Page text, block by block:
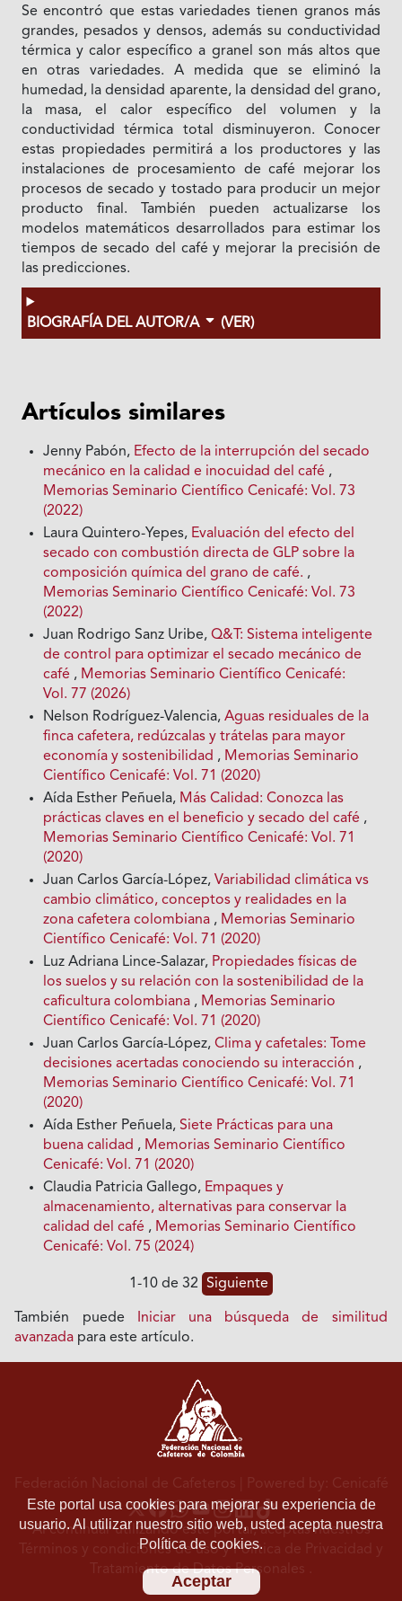
Se encontró que estas variedades tienen granos más
grandes, pesados y densos, además su conductividad
térmica y calor específico a granel son más altos que
en otras variedades. A medida que se eliminó la
humedad, la densidad aparente, la densidad del grano,
la masa, el calor específico del volumen y la
conductividad térmica total disminuyeron. Conocer
estas propiedades permitirá a los productores y las
instalaciones de procesamiento de café mejorar los
procesos de secado y tostado para producir un mejor
producto final. También pueden actualizarse los
modelos matemáticos desarrollados para estimar los
tiempos de secado del café y mejorar la precisión de
las predicciones.
BIOGRAFÍA DEL AUTOR/A (VER)
Artículos similares
Jenny Pabón, Efecto de la interrupción del secado
mecánico en la calidad e inocuidad del café ,
Memorias Seminario Científico Cenicafé: Vol. 73
(2022)
Laura Quintero-Yepes, Evaluación del efecto del
secado con combustión directa de GLP sobre la
composición química del grano de café. ,
Memorias Seminario Científico Cenicafé: Vol. 73
(2022)
Juan Rodrigo Sanz Uribe,Q&T: Sistema inteligente
de control para optimizar el secado mecánico de
café , Memorias Seminario Científico Cenicafé:
Vol. 77 (2026)
Nelson Rodríguez-Valencia,Aguas residuales de la
finca cafetera, redúzcalas y trátelas para mayor
economía y sostenibilidad , Memorias Seminario
Científico Cenicafé: Vol. 71 (2020)
Aída Esther Peñuela, Más Calidad: Conozca las
prácticas claves en el beneficio y secado del café ,
Memorias Seminario Científico Cenicafé: Vol. 71
(2020)
Juan Carlos García-López,Variabilidad climática vs
cambio climático, conceptos y realidades en la
zona cafetera colombiana , Memorias Seminario
Científico Cenicafé: Vol. 71 (2020)
Luz Adriana Lince-Salazar, Propiedades físicas de
los suelos y su relación con la sostenibilidad de la
caficultura colombiana , Memorias Seminario
Científico Cenicafé: Vol. 71 (2020)
Juan Carlos García-López,Clima y cafetales: Tome
decisiones acertadas conociendo su interacción ,
Memorias Seminario Científico Cenicafé: Vol. 71
(2020)
Aída Esther Peñuela,Siete Prácticas para una
buena calidad , Memorias Seminario Científico
Cenicafé: Vol. 71 (2020)
Claudia Patricia Gallego, Empaques y
almacenamiento, alternativas para conservar la
calidad del café , Memorias Seminario Científico
Cenicafé: Vol. 75 (2024)
1-10 de 32 Siguiente
También puede
Iniciar una búsqueda de similitud
avanzada para este artículo.
Este portal usa cookies para mejorar su experiencia de
usuario. Al utilizar nuestro sitio web, usted acepta nuestra
Política de cookies.
Aceptar
Federación Nacional de Cafeteros | Powered by: Cenicafé
Al continuar utilizando este portal, aceptas nuestros
Términos y condiciones de usoyPolítica de Privacidad y
Tratamiento de Datos Personales